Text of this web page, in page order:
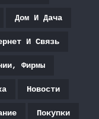
Дом И Дача
И Связь
Фирмы
Новости
Покупки